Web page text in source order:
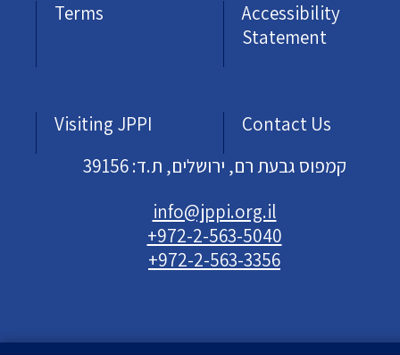
Terms
Accessibility
Statement
Visiting JPPI
Contact Us
קמפוס גבעת רם, ירושלים, ת.ד: 39156
info@jppi.org.il
+972-2-563-5040
+972-2-563-3356